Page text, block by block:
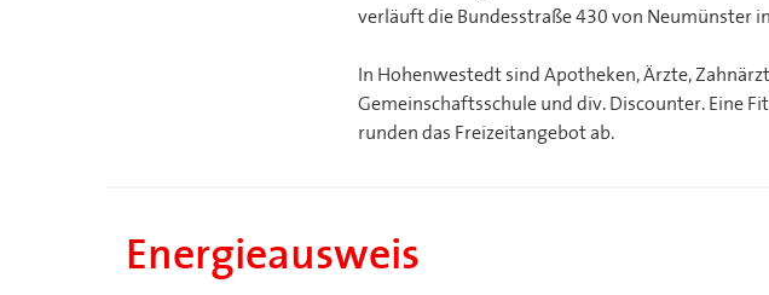
verläuft die Bundesstraße 430 von Neumünster
In Hohenwestedt sind Apotheken, Ärzte,
Gemeinschaftsschule und div. Discounter. Eine
runden das Freizeitangebot ab.
Energieausweis